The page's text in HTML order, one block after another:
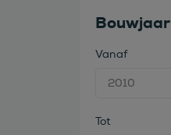
Bouwjaar
Vanaf
Tot